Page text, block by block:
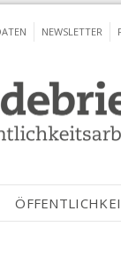
NEWSLETTER